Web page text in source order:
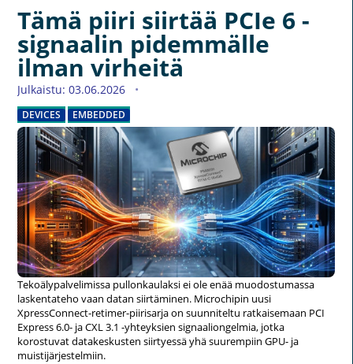
Tämä piiri siirtää PCIe 6 -
signaalin pidemmälle
ilman virheitä
Julkaistu: 03.06.2026
DEVICES EMBEDDED
Tekoälypalvelimissa pullonkaulaksi ei ole enää muodostumassa
laskentateho vaan datan siirtäminen. Microchipin uusi
XpressConnect-retimer-piirisarja on suunniteltu ratkaisemaan PCI
Express 6.0- ja CXL 3.1 -yhteyksien signaaliongelmia, jotka
korostuvat datakeskusten siirtyessä yhä suurempiin GPU- ja
muistijärjestelmiin.